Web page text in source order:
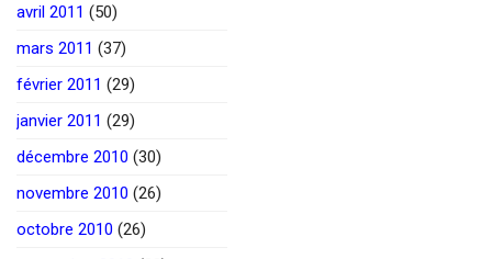
avril 2011 (50)
mars 2011 (37)
février 2011 (29)
janvier 2011 (29)
décembre 2010 (30)
novembre 2010 (26)
octobre 2010 (26)